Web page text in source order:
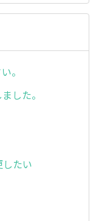
。
した。
たい